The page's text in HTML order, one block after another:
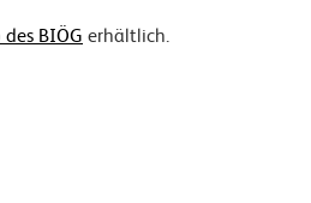
des BIÖG erhältlich.